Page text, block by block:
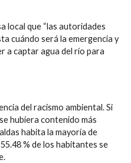
local que “las autoridades
cuándo será la emergencia y
a captar agua del río para
del racismo ambiental. Si
hubiera contenido más
habita la mayoría de
% de los habitantes se